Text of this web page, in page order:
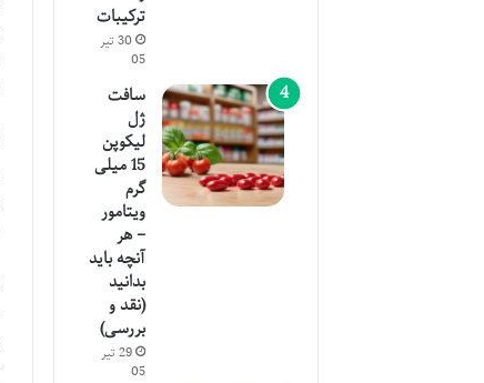
ترکیبات
30 تیر
05
سافت
ژل
لیکوپن
15 میلی
گرم
ویتامور
– هر
آنچه باید
بدانید
(نقد و
بررسی)
29 تیر
05